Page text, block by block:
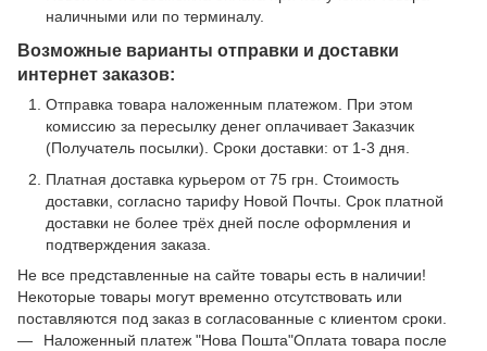
наличными или по терминалу.
Возможные варианты отправки и доставки
интернет заказов:
Отправка товара наложенным платежом. При этом
комиссию за пересылку денег оплачивает Заказчик
(Получатель посылки). Сроки доставки: от 1-3 дня.
Платная доставка курьером от 75 грн. Стоимость
доставки, согласно тарифу Новой Почты. Срок платной
доставки не более трёх дней после оформления и
подтверждения заказа.
Не все представленные на сайте товары есть в наличии!
Некоторые товары могут временно отсутствовать или
поставляются под заказ в согласованные с клиентом сроки.
Наложенный платеж "Нова Пошта"Оплата товара после